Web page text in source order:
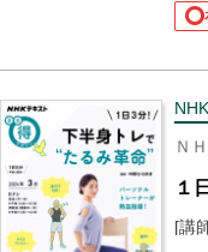
Ｎ
１
[講